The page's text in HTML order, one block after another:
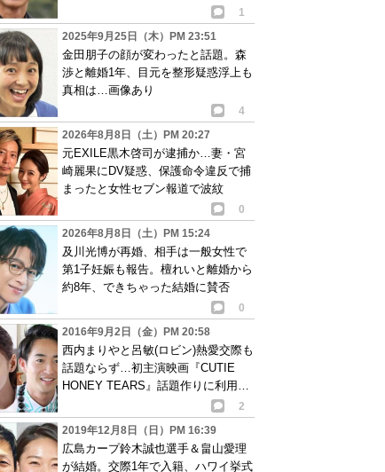
1
2025年9月25日（木）PM 23:51
金田朋子の顔が変わったと話題。森
渉と離婚1年、目元を整形疑惑浮上も
真相は…画像あり
4
2026年8月8日（土）PM 20:27
元EXILE黒木啓司が逮捕か…妻・宮
崎麗果にDV疑惑、保護命令違反で捕
まったと女性セブン報道で波紋
0
2026年8月8日（土）PM 15:24
及川光博が再婚、相手は一般女性で
第1子妊娠も報告。檀れいと離婚から
約8年、できちゃった結婚に賛否
0
2016年9月2日（金）PM 20:58
西内まりやと呂敏(ロビン)熱愛交際も
話題ならず…初主演映画『CUTIE
HONEY TEARS』話題作りに利用も
2
2019年12月8日（日）PM 16:39
広島カープ鈴木誠也選手＆畠山愛理
が結婚。交際1年で入籍、ハワイ挙式